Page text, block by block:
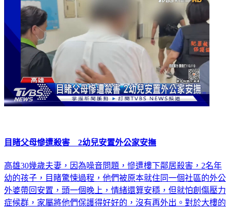
目睹父母慘遭殺害 2幼兒安置外公家安撫
高雄30幾歲夫妻，因為噪音問題，慘遭樓下鄰居殺害，2名年
幼的孩子，目睹驚悚過程，他們被原本就住同一個社區的外公
外婆帶回安置，頭一個晚上，情緒還算安穩，但就怕創傷壓力
症候群，家屬將他們保護得好好的，沒有再外出。對於大樓的